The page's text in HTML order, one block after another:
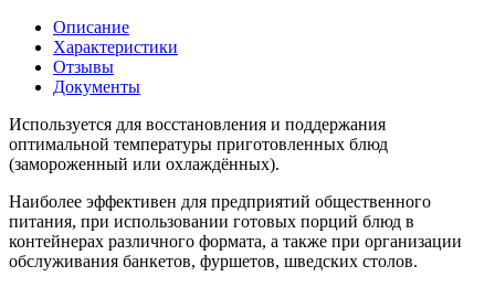
Описание
Характеристики
Отзывы
Документы
Используется для восстановления и поддержания
оптимальной температуры приготовленных блюд
(замороженный или охлаждённых).
Наиболее эффективен для предприятий общественного
питания, при использовании готовых порций блюд в
контейнерах различного формата, а также при организации
обслуживания банкетов, фуршетов, шведских столов.